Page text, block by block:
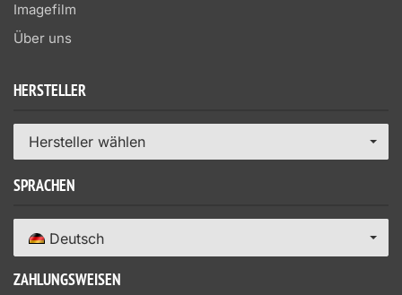
Imagefilm
Über uns
HERSTELLER
Hersteller wählen
SPRACHEN
Deutsch
ZAHLUNGSWEISEN